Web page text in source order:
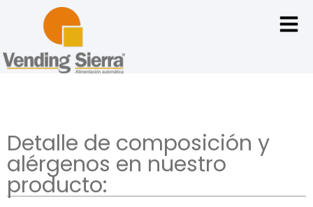
Detalle de composición y
alérgenos en nuestro
producto: